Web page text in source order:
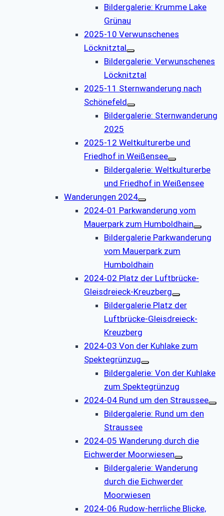
Bildergalerie: Krumme Lake
Grünau
2025-10 Verwunschenes
Löcknitztal
Bildergalerie: Verwunschenes
Löcknitztal
2025-11 Sternwanderung nach
Schönefeld
Bildergalerie: Sternwanderung
2025
2025-12 Weltkulturerbe und
Friedhof in Weißensee
Bildergalerie: Weltkulturerbe
und Friedhof in Weißensee
Wanderungen 2024
2024-01 Parkwanderung vom
Mauerpark zum Humboldhain
Bildergalerie Parkwanderung
vom Mauerpark zum
Humboldhain
2024-02 Platz der Luftbrücke-
Gleisdreieck-Kreuzberg
Bildergalerie Platz der
Luftbrücke-Gleisdreieck-
Kreuzberg
2024-03 Von der Kuhlake zum
Spektegrünzug
Bildergalerie: Von der Kuhlake
zum Spektegrünzug
2024-04 Rund um den Straussee
Bildergalerie: Rund um den
Straussee
2024-05 Wanderung durch die
Eichwerder Moorwiesen
Bildergalerie: Wanderung
durch die Eichwerder
Moorwiesen
2024-06 Rudow-herrliche Blicke,